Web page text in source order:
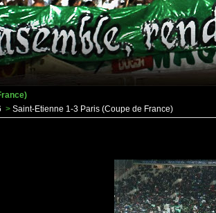
> Saint-Etienne 1-3 Paris (Coupe de France)